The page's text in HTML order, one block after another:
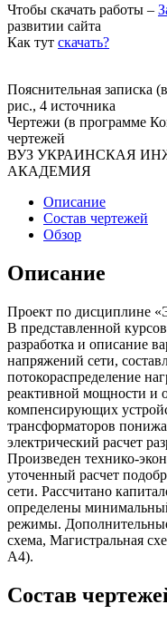
Чтобы скачать работы –
развитии сайта
Как тут скачать?
Пояснительная записка
рис., 4 источника
Чертежи (в программе
чертежей
ВУЗ УКРАИНСКАЯ
АКАДЕМИЯ
Описание
Состав чертежей
Обзор
Описание
Проект по дисциплине
В представленной
разработка и описание
напряжений сети,
потокораспределение
реактивной мощности и
компенсирующих
трансформаторов
электрический расчет
Произведен технико-
уточенный расчет
сети. Рассчитано
определены
режимы.
схема, Магистральная
А4).
Состав